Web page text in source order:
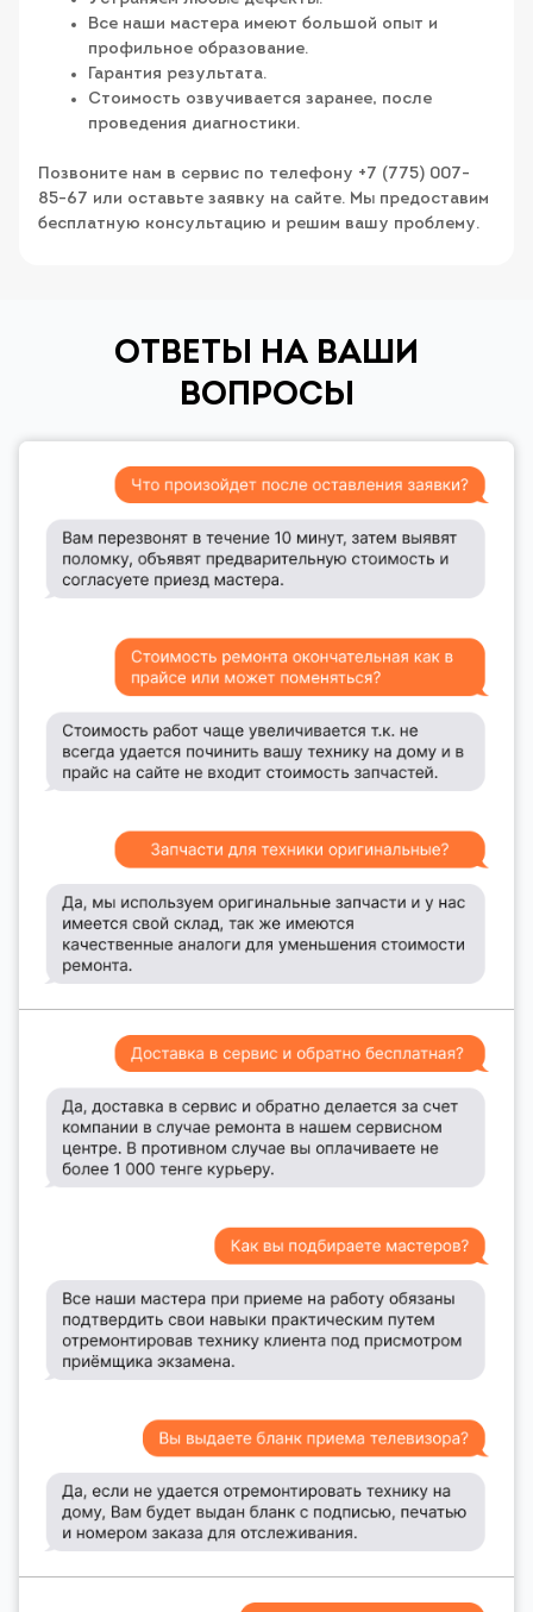
Все наши мастера имеют большой опыт и
профильное образование.
Гарантия результата.
Стоимость озвучивается заранее, после
проведения диагностики.
Позвоните нам в сервис по телефону +7 (775) 007-
85-67 или оставьте заявку на сайте. Мы предоставим
бесплатную консультацию и решим вашу проблему.
ОТВЕТЫ НА ВАШИ
ВОПРОСЫ